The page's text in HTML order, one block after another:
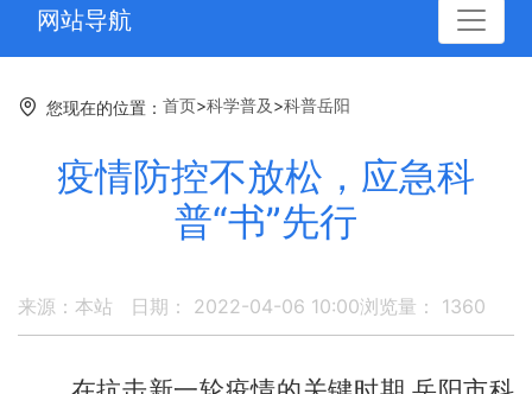
网站导航
您现在的位置： 首页>科学普及>科普岳阳
疫情防控不放松，应急科
普“书”先行
来源：本站 日期： 2022-04-06 10:00浏览量： 1360